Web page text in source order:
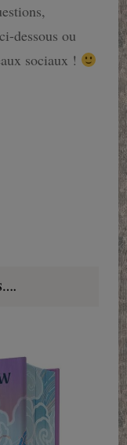
dessous ou
sociaux !